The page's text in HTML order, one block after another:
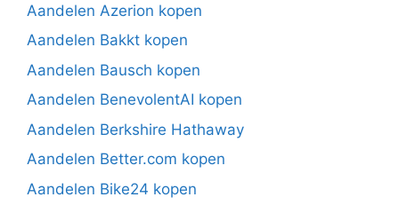
Aandelen Azerion kopen
Aandelen Bakkt kopen
Aandelen Bausch kopen
Aandelen BenevolentAI kopen
Aandelen Berkshire Hathaway
Aandelen Better.com kopen
Aandelen Bike24 kopen